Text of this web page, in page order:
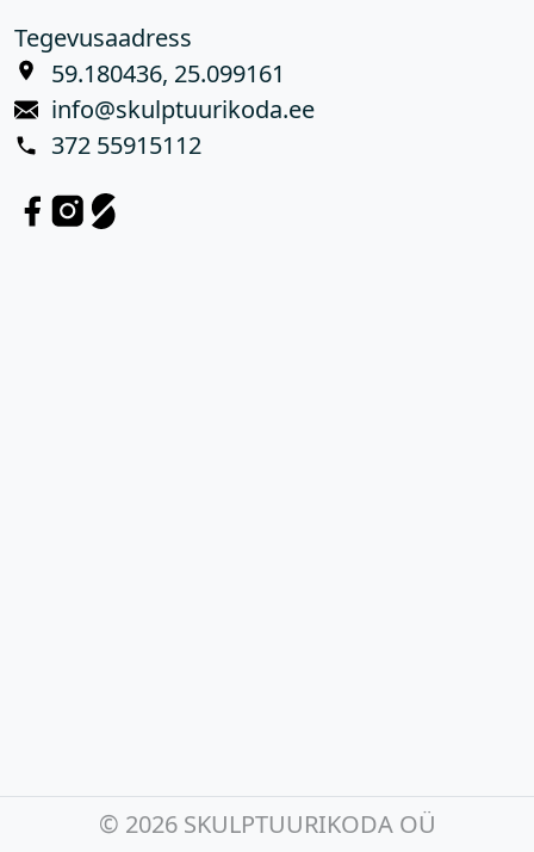
Tegevusaadress
59.180436, 25.099161
info@skulptuurikoda.ee
372 55915112
© 2026 SKULPTUURIKODA OÜ